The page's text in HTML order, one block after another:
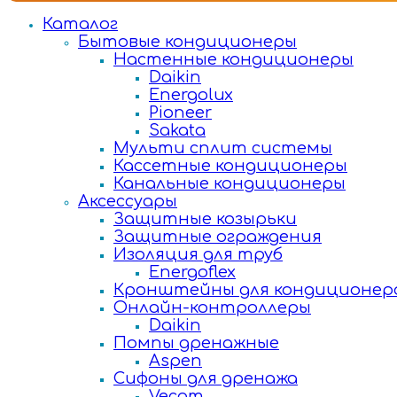
Каталог
Бытовые кондиционеры
Настенные кондиционеры
Daikin
Energolux
Pioneer
Sakata
Мульти сплит системы
Кассетные кондиционеры
Канальные кондиционеры
Аксессуары
Защитные козырьки
Защитные ограждения
Изоляция для труб
Energoflex
Кронштейны для
Онлайн-контроллеры
Daikin
Помпы дренажные
Aspen
Сифоны для дренажа